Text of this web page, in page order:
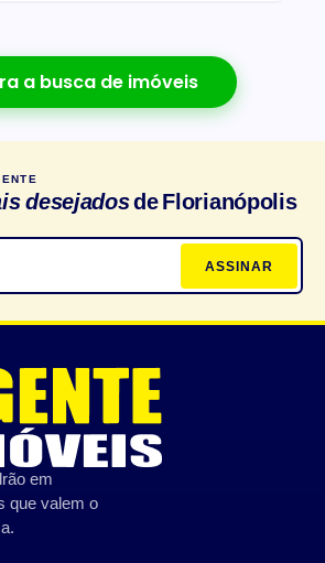
a busca de imóveis
desejadosde Florianópolis
ASSINAR
em
que valem o